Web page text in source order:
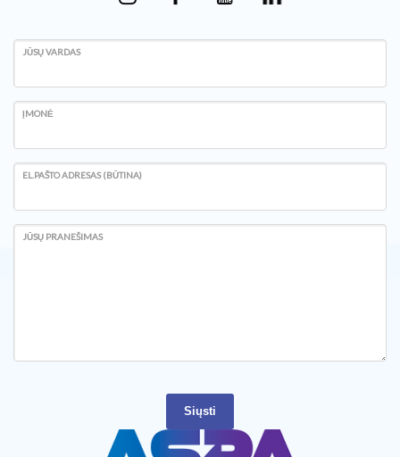
JŪSŲ VARDAS
ĮMONĖ
EL.PAŠTO ADRESAS (BŪTINA)
JŪSŲ PRANEŠIMAS
Siųsti